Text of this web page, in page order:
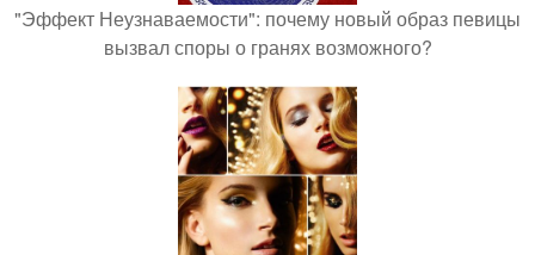
"Эффект Неузнаваемости": почему новый образ певицы
вызвал споры о гранях возможного?